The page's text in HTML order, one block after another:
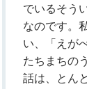
でいるそう
なのです。
い、「えが
たちまちの
話は、とん